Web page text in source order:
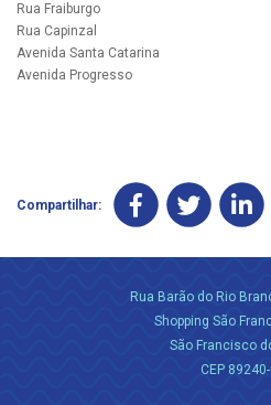
Rua Fraiburgo
Rua Capinzal
Avenida Santa Catarina
Avenida Progresso
Compartilhar:
Rua Barão do Rio
Shopping São
São Francisco
CEP